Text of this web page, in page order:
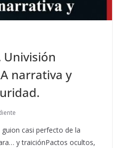
Univisión
narrativa y
guion casi perfecto de la
y traiciónPactos ocultos,